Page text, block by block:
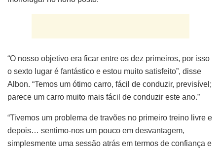
“O nosso objetivo era ficar entre os dez primeiros, por isso
o sexto lugar é fantástico e estou muito satisfeito”, disse
Albon. “Temos um ótimo carro, fácil de conduzir, previsível;
parece um carro muito mais fácil de conduzir este ano.”
“Tivemos um problema de travões no primeiro treino livre e
depois… sentimo-nos um pouco em desvantagem,
simplesmente uma sessão atrás em termos de confiança e